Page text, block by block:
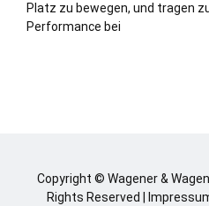
Platz zu bewegen, und tragen
Performance bei
Copyright © Wagener &
Rights Reserved |